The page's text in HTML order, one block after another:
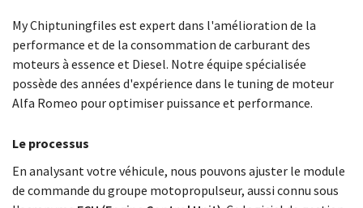
My Chiptuningfiles est expert dans l'amélioration de la
performance et de la consommation de carburant des
moteurs à essence et Diesel. Notre équipe spécialisée
possède des années d'expérience dans le tuning de moteur
Alfa Romeo pour optimiser puissance et performance.
Le processus
En analysant votre véhicule, nous pouvons ajuster le module
de commande du groupe motopropulseur, aussi connu sous